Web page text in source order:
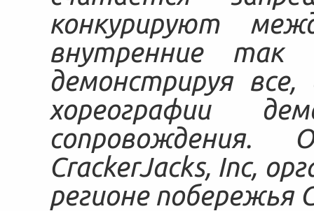
конкурируют
внутренние так
демонстрируя
хореографии
CrackerJacks, Inc,
регионе